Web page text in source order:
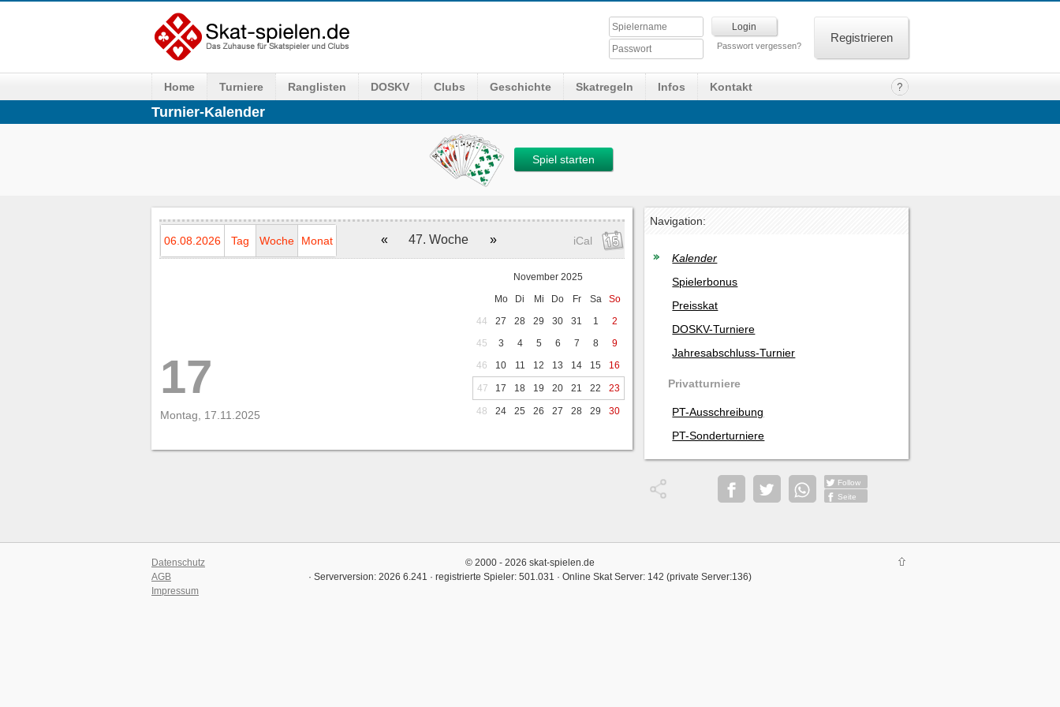
Passwort vergessen?
Registrieren
Home Turniere Ranglisten DOSKV Clubs Geschichte Skatregeln Infos Kontakt
Turnier-Kalender
Spiel starten
06.08.2026 Tag Woche Monat « 47. Woche » iCal
17
Montag, 17.11.2025
November 2025
Mo
Di Mi Do Fr Sa
So
44
27 28 29 30 31 1
2
45
3 4 5 6 7 8
9
46
10 11 12 13 14 15 16
47 17 18 19 20 21 22 23
48 24 25 26 27 28 29 30
Navigation:
Kalender
Spielerbonus
Preisskat
DOSKV-Turniere
Jahresabschluss-Turnier
Privatturniere
PT-Ausschreibung
PT-Sonderturniere
Follow
Seite
Datenschutz
AGB
Impressum
© 2000 - 2026 skat-spielen.de
· Serverversion: 2026 6.241 · registrierte Spieler: 501.031 · Online Skat Server: 142 (private Server:136)